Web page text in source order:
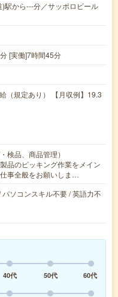
駅から---分／サッポロビール
[実働]7時間45分
規定あり） 【月収例】19.3
検品、商品管理）
品のピッキング作業をメイン
事全般をお願いしま…
ソコンスキル不要 / 英語力不
40代 50代
60代